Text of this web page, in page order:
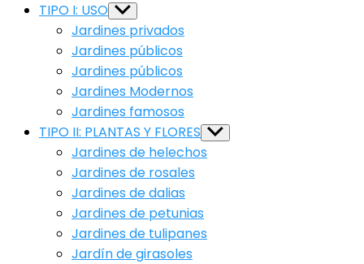
TIPO I: USO Show
sub
menu
Jardines privados
Jardines públicos
Jardines públicos
Jardines Modernos
Jardines famosos
TIPO II: PLANTAS Y FLORES Show
sub
menu
Jardines de helechos
Jardines de rosales
Jardines de dalias
Jardines de petunias
Jardines de tulipanes
Jardín de girasoles